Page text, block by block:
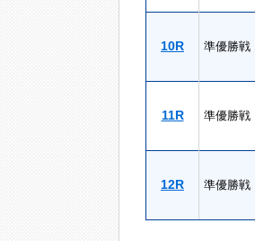
10R 準優勝戦
11R 準優勝戦
12R 準優勝戦